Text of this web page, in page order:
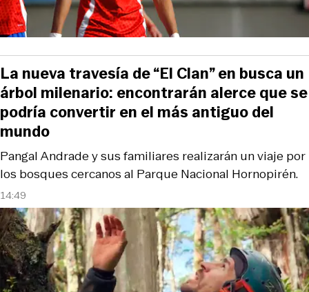
14:49
Pangal Andrade y sus familiares realizarán un viaje por
los bosques cercanos al Parque Nacional Hornopirén.
La nueva travesía de “El Clan” en busca un
árbol milenario: encontrarán alerce que se
podría convertir en el más antiguo del
mundo